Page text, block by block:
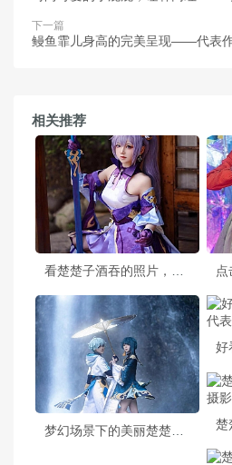
下一篇
鳗鱼霏儿身高的完美呈现——代表
相关推荐
梦幻场景下的美丽楚楚子cos图片集锦